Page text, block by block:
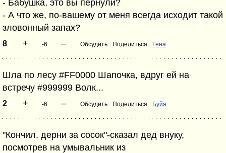
- Бабушка, это вы пернули?
- А что же, по-вашему от меня всегда исходит такой
зловонный запах?
8 + -6 – Обсудить Поделиться Гена
Шла по лесу #FF0000 Шапочка, вдруг ей на
встречу #999999 Волк...
2 + -6 – Обсудить Поделиться Буйя
"Кончил, дерни за сосок"-сказал дед внуку,
посмотрев на умывальник из